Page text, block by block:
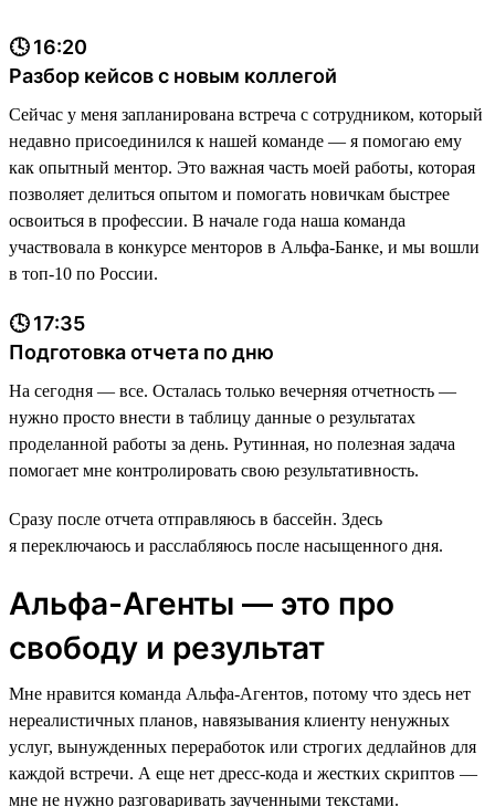
🕓 16:20
Разбор кейсов с новым коллегой
Сейчас у меня запланирована встреча с сотрудником, который
недавно присоединился к нашей команде — я помогаю ему
как опытный ментор. Это важная часть моей работы, которая
позволяет делиться опытом и помогать новичкам быстрее
освоиться в профессии. В начале года наша команда
участвовала в конкурсе менторов в Альфа-Банке, и мы вошли
в топ-10 по России.
🕓 17:35
Подготовка отчета по дню
На сегодня — все. Осталась только вечерняя отчетность —
нужно просто внести в таблицу данные о результатах
проделанной работы за день. Рутинная, но полезная задача
помогает мне контролировать свою результативность.
Сразу после отчета отправляюсь в бассейн. Здесь
я переключаюсь и расслабляюсь после насыщенного дня.
Альфа-Агенты — это про
свободу и результат
Мне нравится команда Альфа-Агентов, потому что здесь нет
нереалистичных планов, навязывания клиенту ненужных
услуг, вынужденных переработок или строгих дедлайнов для
каждой встречи. А еще нет дресс-кода и жестких скриптов —
мне не нужно разговаривать заученными текстами.